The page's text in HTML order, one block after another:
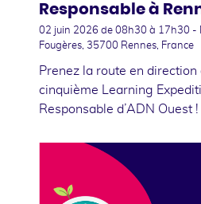
Responsable à
02 juin 2026 de 08h30 à 17h30 -
Fougères, 35700 Rennes, France
Prenez la route en direction
cinquième Learning
Responsable d’ADN Ouest !